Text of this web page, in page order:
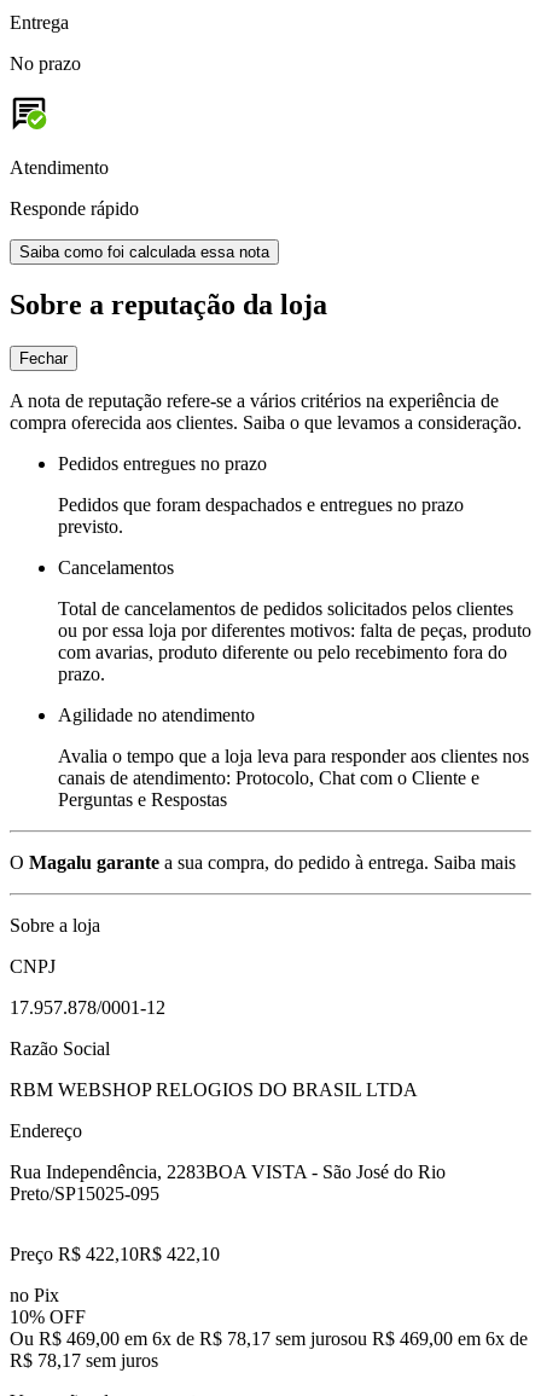
Entrega
No prazo
Atendimento
Responde rápido
Saiba como foi calculada essa nota
Sobre a reputação da loja
Fechar
A nota de reputação refere-se a vários critérios na experiência de
compra oferecida aos clientes. Saiba o que levamos a consideração.
Pedidos entregues no prazo
Pedidos que foram despachados e entregues no prazo
previsto.
Cancelamentos
Total de cancelamentos de pedidos solicitados pelos clientes
ou por essa loja por diferentes motivos: falta de peças, produto
com avarias, produto diferente ou pelo recebimento fora do
prazo.
Agilidade no atendimento
Avalia o tempo que a loja leva para responder aos clientes nos
canais de atendimento: Protocolo, Chat com o Cliente e
Perguntas e Respostas
O Magalu garante a sua compra, do pedido à entrega. Saiba mais
Sobre a loja
CNPJ
17.957.878/0001-12
Razão Social
RBM WEBSHOP RELOGIOS DO BRASIL LTDA
Endereço
Rua Independência, 2283BOA VISTA - São José do Rio
Preto/SP15025-095
Preço R$ 422,10R$ 422,10
no Pix
10% OFF
Ou R$ 469,00 em 6x de R$ 78,17 sem jurosou R$ 469,00 em 6x de
R$ 78,17 sem juros